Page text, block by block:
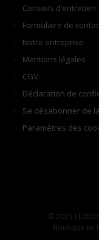
Conseils d’entretien
Formulaire de
Notre entreprise
Mentions légales
CGV
Déclaration de
Se désabonner de
Paramètres des
© 2025
Boutique en